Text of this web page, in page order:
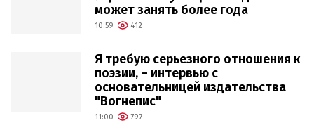
может занять более года
10:59 412
Я требую серьезного отношения к
поэзии, – интервью с
основательницей издательства
"Вогнепис"
11:00 797